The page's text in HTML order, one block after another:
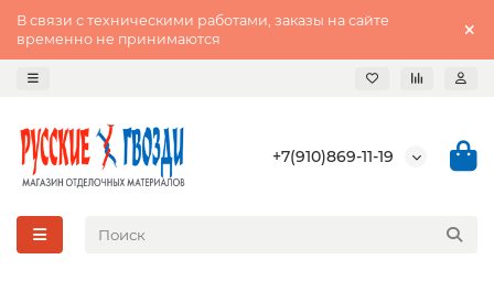
В связи с техническими работами, заказы на сайте
временно не принимаются
+7(910)869-11-19